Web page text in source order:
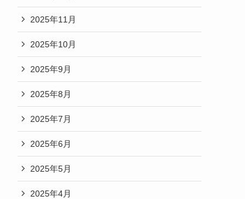
2025年11月
2025年10月
2025年9月
2025年8月
2025年7月
2025年6月
2025年5月
2025年4月